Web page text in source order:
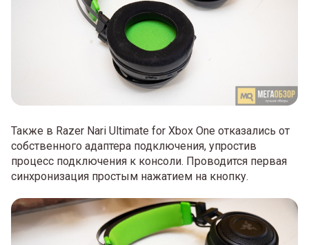
Также в Razer Nari Ultimate for Xbox One отказались от
собственного адаптера подключения, упростив
процесс подключения к консоли. Проводится первая
синхронизация простым нажатием на кнопку.